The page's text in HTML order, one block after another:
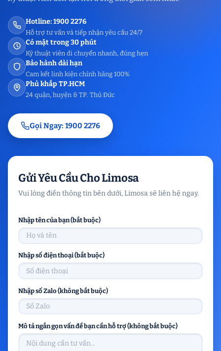
Hotline: 1900 2276
Hỗ trợ tư vấn và tiếp nhận yêu cầu 24/7
Có mặt trong 30 phút
Kỹ thuật viên di chuyển nhanh, đúng hẹn
Bảo hành dài hạn
Cam kết linh kiện chính hãng 100%
Phủ khắp TP.HCM
24 quận, huyện & TP. Thủ Đức
Gọi Ngay: 1900 2276
Gửi Yêu Cầu Cho Limosa
Vui lòng điền thông tin bên dưới, Limosa sẽ liên hệ ngay.
Nhập tên của bạn (bắt buộc)
Nhập số điện thoại (bắt buộc)
Nhập số Zalo (không bắt buộc)
Mô tả ngắn gọn vấn đề bạn cần hỗ trợ (không bắt buộc)